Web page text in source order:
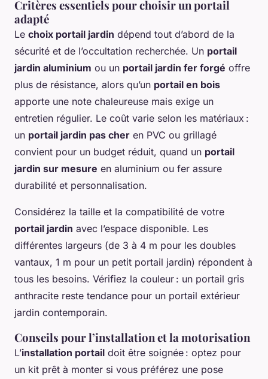
Critères essentiels pour choisir un portail
adapté
Le choix portail jardin dépend tout d’abord de la
sécurité et de l’occultation recherchée. Un portail
jardin aluminium ou un portail jardin fer forgé offre
plus de résistance, alors qu’un portail en bois
apporte une note chaleureuse mais exige un
entretien régulier. Le coût varie selon les matériaux :
un portail jardin pas cher en PVC ou grillagé
convient pour un budget réduit, quand un portail
jardin sur mesure en aluminium ou fer assure
durabilité et personnalisation.
Considérez la taille et la compatibilité de votre
portail jardin avec l’espace disponible. Les
différentes largeurs (de 3 à 4 m pour les doubles
vantaux, 1 m pour un petit portail jardin) répondent à
tous les besoins. Vérifiez la couleur : un portail gris
anthracite reste tendance pour un portail extérieur
jardin contemporain.
Conseils pour l’installation et la motorisation
L’installation portail doit être soignée : optez pour
un kit prêt à monter si vous préférez une pose